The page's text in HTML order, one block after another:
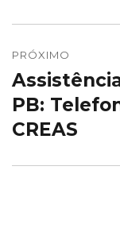
PRÓXIMO
Próximo
post:
PB:
CREAS